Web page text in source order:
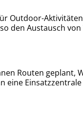
Outdoor-
den Austausch von
Routen geplant,
eine